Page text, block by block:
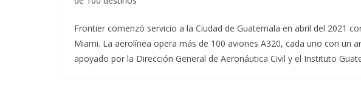
Frontier comenzó servicio a la Ciudad de Guatemala en abril del 2021
Miami. La aerolínea opera más de 100 aviones A320, cada uno con un
apoyado por la Dirección General de Aeronáutica Civil y el Instituto